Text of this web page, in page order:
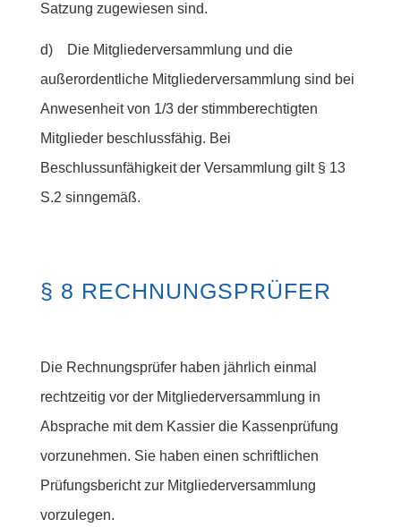
Satzung zugewiesen sind.
d) Die Mitgliederversammlung und die
außerordentliche Mitgliederversammlung sind bei
Anwesenheit von 1/3 der stimmberechtigten
Mitglieder beschlussfähig. Bei
Beschlussunfähigkeit der Versammlung gilt § 13
S.2 sinngemäß.
§ 8 RECHNUNGSPRÜFER
Die Rechnungsprüfer haben jährlich einmal
rechtzeitig vor der Mitgliederversammlung in
Absprache mit dem Kassier die Kassenprüfung
vorzunehmen. Sie haben einen schriftlichen
Prüfungsbericht zur Mitgliederversammlung
vorzulegen.